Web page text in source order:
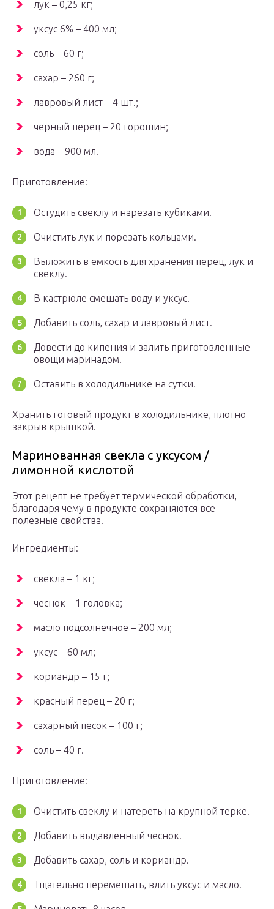
лук – 0,25 кг;
уксус 6% – 400 мл;
соль – 60 г;
сахар – 260 г;
лавровый лист – 4 шт.;
черный перец – 20 горошин;
вода – 900 мл.
Приготовление:
Остудить свеклу и нарезать кубиками.
Очистить лук и порезать кольцами.
Выложить в емкость для хранения перец, лук и
свеклу.
В кастрюле смешать воду и уксус.
Добавить соль, сахар и лавровый лист.
Довести до кипения и залить приготовленные
овощи маринадом.
Оставить в холодильнике на сутки.
Хранить готовый продукт в холодильнике, плотно
закрыв крышкой.
Маринованная свекла с уксусом /
лимонной кислотой
Этот рецепт не требует термической обработки,
благодаря чему в продукте сохраняются все
полезные свойства.
Ингредиенты:
свекла – 1 кг;
чеснок – 1 головка;
масло подсолнечное – 200 мл;
уксус – 60 мл;
кориандр – 15 г;
красный перец – 20 г;
сахарный песок – 100 г;
соль – 40 г.
Приготовление:
Очистить свеклу и натереть на крупной терке.
Добавить выдавленный чеснок.
Добавить сахар, соль и кориандр.
Тщательно перемешать, влить уксус и масло.